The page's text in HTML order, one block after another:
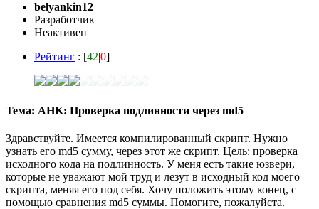
belyankin12
Разработчик
Неактивен
Рейтинг : [42|0]
Тема: AHK: Проверка подлинности через md5
Здравствуйте. Имеется компилированный скрипт. Нужно
узнать его md5 сумму, через этот же скрипт. Цель: проверка
исходного кода на подлинность. У меня есть такие юзвери,
которые не уважают мой труд и лезут в исходный код моего
скрипта, меняя его под себя. Хочу положить этому конец, с
помощью сравнения md5 суммы. Помогите, пожалуйста.